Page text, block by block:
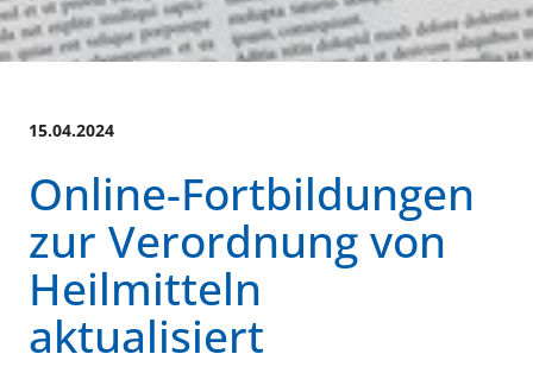
15.04.2024
Online-Fortbildungen
zur Verordnung von
Heilmitteln
aktualisiert